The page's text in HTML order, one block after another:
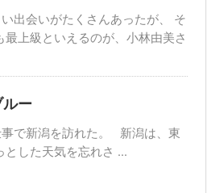
出会いがたくさんあったが、 そ
最上級といえるのが、小林由美さ
ー
で新潟を訪れた。 新潟は、東
とした天気を忘れさ ...